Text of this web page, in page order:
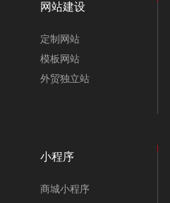
仪器仪表公司网站模板-A10108-1
网站建设
定制网站
模板网站
外贸独立站
小程序
商城小程序